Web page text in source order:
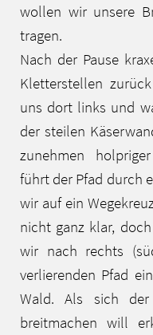
wollen wir unsere
tragen.
Nach der Pause
Kletterstellen
uns dort links und
der steilen
zunehmen
führt der Pfad durch
wir auf ein
nicht ganz klar,
wir nach rechts
verlierenden Pfad
Wald. Als sich
breitmachen will